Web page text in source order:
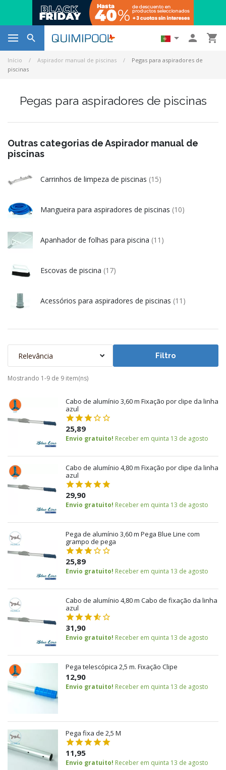
   
Início Aspirador manual de piscinas
Pegas para aspiradores de
piscinas
Pegas para aspiradores de piscinas
Outras categorias de Aspirador manual de
piscinas
Carrinhos de limpeza de piscinas (15)
Mangueira para aspiradores de piscinas (10)
Apanhador de folhas para piscina (11)
Escovas de piscina (17)
Acessórios para aspiradores de piscinas (11)
Relevância Filtro
Mostrando 1-9 de 9 item(ns)
Cabo de alumínio 3,60 m Fixação por clipe da linha
azul
25,89
Envio gratuito! Receber em quinta 13 de agosto
Cabo de alumínio 4,80 m Fixação por clipe da linha
azul
29,90
Envio gratuito! Receber em quinta 13 de agosto
Pega de alumínio 3,60 m Pega Blue Line com
grampo de pega
25,89
Envio gratuito! Receber em quinta 13 de agosto
Cabo de alumínio 4,80 m Cabo de fixação da linha
azul
31,90
Envio gratuito! Receber em quinta 13 de agosto
Pega telescópica 2,5 m. Fixação Clipe
12,90
Envio gratuito! Receber em quinta 13 de agosto
Pega fixa de 2,5 M
11,95
Envio gratuito! Receber em quinta 13 de agosto